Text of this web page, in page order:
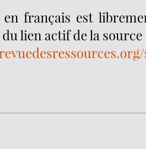
en français est
lien actif de la source